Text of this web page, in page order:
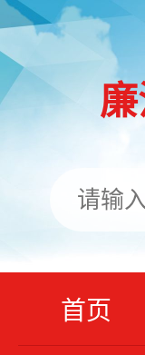
首页